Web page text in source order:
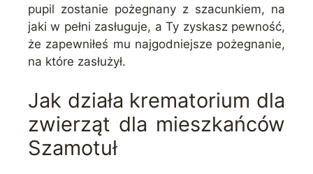
pupil zostanie pożegnany z szacunkiem, na
jaki w pełni zasługuje, a Ty zyskasz pewność,
że zapewniłeś mu najgodniejsze pożegnanie,
na które zasłużył.
Jak działa krematorium dla
zwierząt dla mieszkańców
Szamotuł